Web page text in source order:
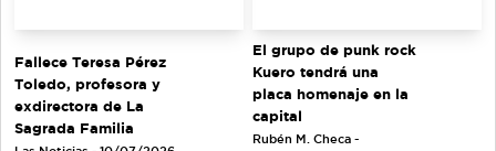
Fallece Teresa Pérez
Toledo, profesora y
exdirectora de La
Sagrada Familia
El grupo de punk rock
Kuero tendrá una
placa homenaje en la
capital
Rubén M. Checa -